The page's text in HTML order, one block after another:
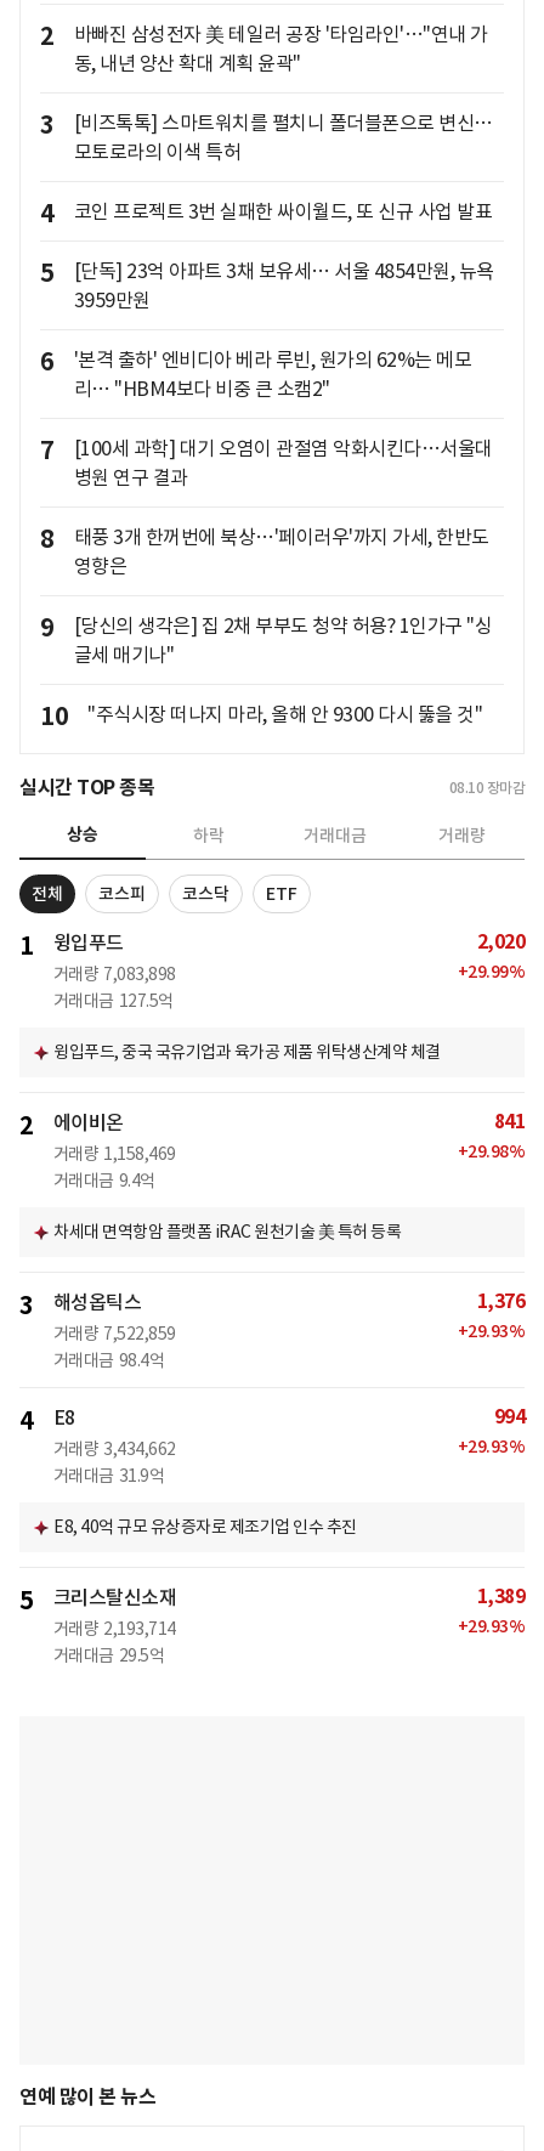
2
바빠진 삼성전자 美 테일러 공장 '타임라인'…"연내 가
동, 내년 양산 확대 계획 윤곽"
3
[비즈톡톡] 스마트워치를 펼치니 폴더블폰으로 변신…
모토로라의 이색 특허
4 코인 프로젝트 3번 실패한 싸이월드, 또 신규 사업 발표
5
[단독] 23억 아파트 3채 보유세… 서울 4854만원, 뉴욕
3959만원
6
'본격 출하' 엔비디아 베라 루빈, 원가의 62%는 메모
리… "HBM4보다 비중 큰 소캠2"
7
[100세 과학] 대기 오염이 관절염 악화시킨다…서울대
병원 연구 결과
8
태풍 3개 한꺼번에 북상…'페이러우'까지 가세, 한반도
영향은
9
[당신의 생각은] 집 2채 부부도 청약 허용? 1인가구 "싱
글세 매기나"
10 "주식시장 떠나지 마라, 올해 안 9300 다시 뚫을 것"
실시간 TOP 종목 08.10 장마감
상승 하락 거래대금 거래량
전체 코스피 코스닥 ETF
1 윙입푸드
거래량 7,083,898
거래대금 127.5억
2,020
+29.99%
윙입푸드, 중국 국유기업과 육가공 제품 위탁생산계약 체결
2 에이비온
거래량 1,158,469
거래대금 9.4억
841
+29.98%
차세대 면역항암 플랫폼 iRAC 원천기술 美 특허 등록
3 해성옵틱스
거래량 7,522,859
거래대금 98.4억
1,376
+29.93%
4 E8
거래량 3,434,662
거래대금 31.9억
994
+29.93%
E8, 40억 규모 유상증자로 제조기업 인수 추진
5 크리스탈신소재
거래량 2,193,714
거래대금 29.5억
1,389
+29.93%
연예 많이 본 뉴스